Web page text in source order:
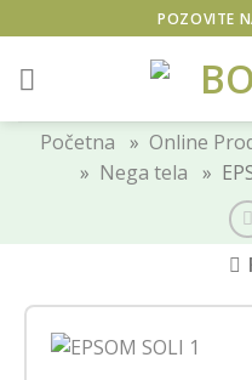
to
content
POZOVITE
Početna » Online
» Nega tela »